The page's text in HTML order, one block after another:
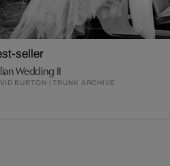
seller
Wedding II
BURTON | TRUNK ARCHIVE